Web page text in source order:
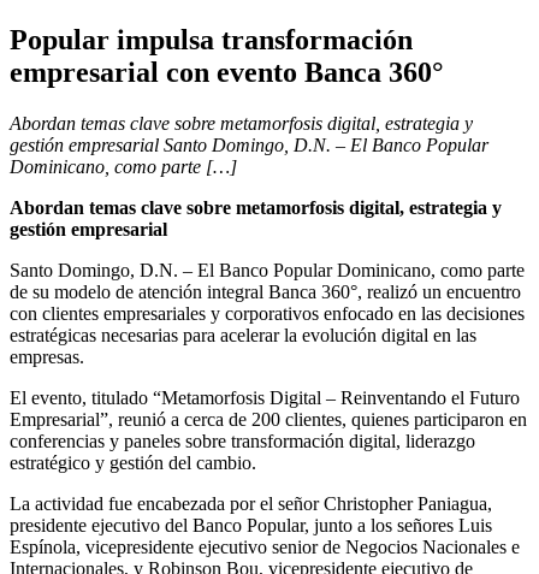
Popular impulsa transformación
empresarial con evento Banca 360°
Abordan temas clave sobre metamorfosis digital, estrategia y
gestión empresarial Santo Domingo, D.N. – El Banco Popular
Dominicano, como parte […]
Abordan temas clave sobre metamorfosis digital, estrategia y
gestión empresarial
Santo Domingo, D.N. – El Banco Popular Dominicano, como parte
de su modelo de atención integral Banca 360°, realizó un encuentro
con clientes empresariales y corporativos enfocado en las decisiones
estratégicas necesarias para acelerar la evolución digital en las
empresas.
El evento, titulado “Metamorfosis Digital – Reinventando el Futuro
Empresarial”, reunió a cerca de 200 clientes, quienes participaron en
conferencias y paneles sobre transformación digital, liderazgo
estratégico y gestión del cambio.
La actividad fue encabezada por el señor Christopher Paniagua,
presidente ejecutivo del Banco Popular, junto a los señores Luis
Espínola, vicepresidente ejecutivo senior de Negocios Nacionales e
Internacionales, y Robinson Bou, vicepresidente ejecutivo de